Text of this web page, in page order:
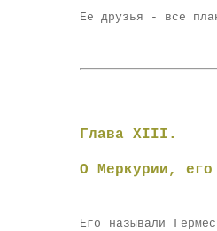
Ее друзья - все
Глава XIII.
О Меркурии, его
Его называли